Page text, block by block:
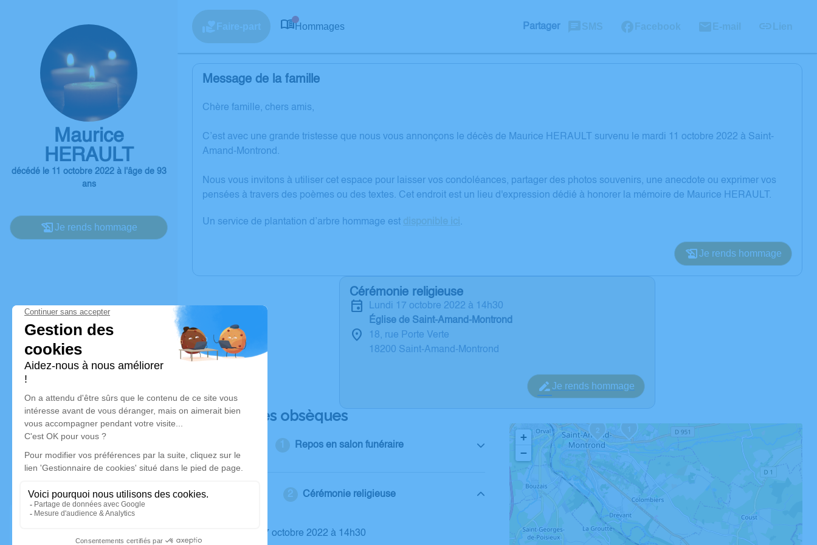
Maurice
HERAULT
décédé le 11 octobre 2022 à l'âge de 93
ans
Je rends hommage
Faire-part Hommages Partager SMS Facebook E-mail Lien
Message de la famille
Chère famille, chers amis,
C’est avec une grande tristesse que nous vous annonçons le décès de Maurice HERAULT survenu le mardi 11 octobre 2022 à Saint-
Amand-Montrond.
Nous vous invitons à utiliser cet espace pour laisser vos condoléances, partager des photos souvenirs, une anecdote ou exprimer vos
pensées à travers des poèmes ou des textes. Cet endroit est un lieu d'expression dédié à honorer la mémoire de Maurice HERAULT.
Un service de plantation d’arbre hommage est disponible ici .
Je rends hommage
Cérémonie religieuse
lundi 17 octobre 2022 à 14h30
Église de Saint-Amand-Montrond
18, rue Porte Verte
18200 Saint-Amand-Montrond
Je rends hommage
Déroulé des obsèques
Repos en salon funéraire
Cérémonie religieuse
Le lundi 17 octobre 2022 à 14h30
1
2
+
−